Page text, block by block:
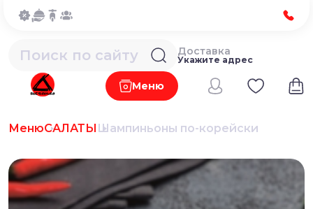
Меню
Доставка
Укажите адрес
МенюСАЛАТЫ Шампиньоны по-корейски